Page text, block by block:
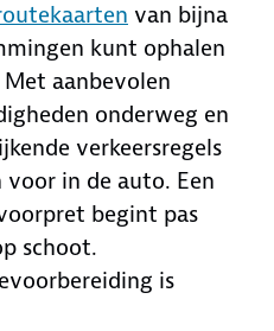
van bijna
kunt ophalen
aanbevolen
onderweg en
verkeersregels
in de auto. Een
begint pas
schoot.
is